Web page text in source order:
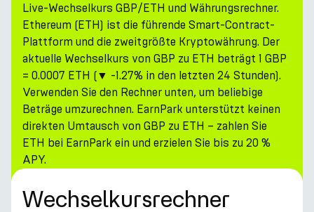
Live-Wechselkurs GBP/ETH und Währungsrechner.
Ethereum (ETH) ist die führende Smart-Contract-
Plattform und die zweitgrößte Kryptowährung. Der
aktuelle Wechselkurs von GBP zu ETH beträgt 1 GBP
= 0.0007 ETH (▼ -1.27% in den letzten 24 Stunden).
Verwenden Sie den Rechner unten, um beliebige
Beträge umzurechnen. EarnPark unterstützt keinen
direkten Umtausch von GBP zu ETH – zahlen Sie
ETH bei EarnPark ein und erzielen Sie bis zu 20 %
APY.
Wechselkursrechner